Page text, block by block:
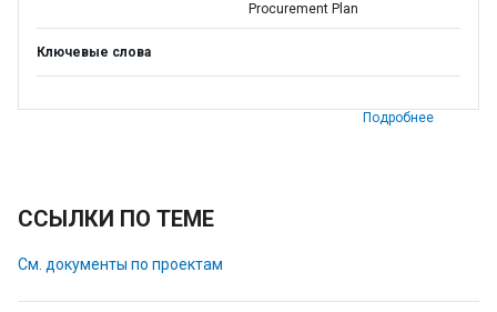
Procurement Plan
Ключевые слова
Подробнее
ССЫЛКИ ПО ТЕМЕ
См. документы по проектам